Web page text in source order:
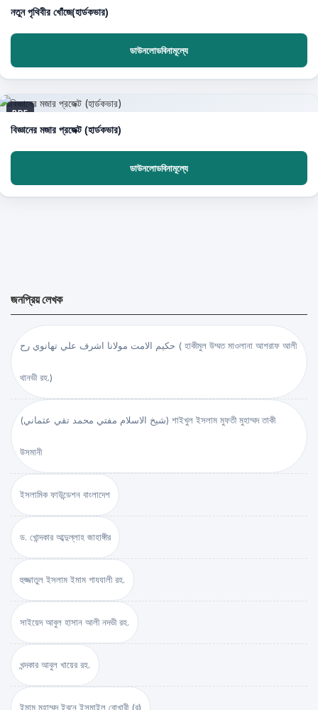
নতুন পৃথিবীর খোঁজে(হার্ডকভার)
ডাউনলোডবিনামূল্যে
PDF
বিজ্ঞানের মজার প্রজেক্ট (হার্ডকভার)
ডাউনলোডবিনামূল্যে
জনপ্রিয় লেখক
حكيم الامت مولانا اشرف علي تهانوي رح ( হাকীমুল উম্মত মাওলানা আশরাফ আলী
থানভী রহ.)
(شيخ الاسلام مفتي محمد تقي عثماني) শাইখুল ইসলাম মুফতী মুহাম্মদ তাকী
উসমানী
ইসলামিক ফাউন্ডেশন বাংলাদেশ
ড. খোন্দকার আব্দুল্লাহ জাহাঙ্গীর
হুজ্জাতুল ইসলাম ইমাম গাযযালী রহ.
সাইয়েদ আবুল হাসান আলী নদভী রহ.
খন্দকার আবুল খায়ের রহ.
ইমাম মুহাম্মদ ইবনে ইসমাইল বোখারী (র)